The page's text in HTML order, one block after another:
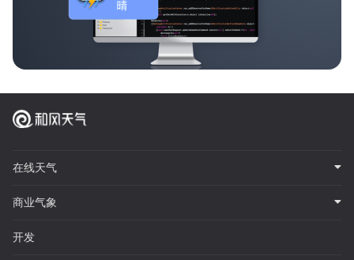
在线天气
商业气象
开发